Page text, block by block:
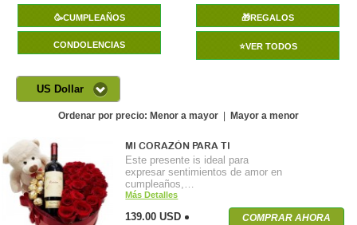
🥳CUMPLEAÑOS 🎁REGALOS
CONDOLENCIAS ⭐VER TODOS
US Dollar
Ordenar por precio: Menor a mayor Mayor a menor
MI CORAZÓN PARA TI
Este presente is ideal para
expresar sentimientos de amor en
cumpleaños,…
Más Detalles
139.00 USD COMPRAR AHORA